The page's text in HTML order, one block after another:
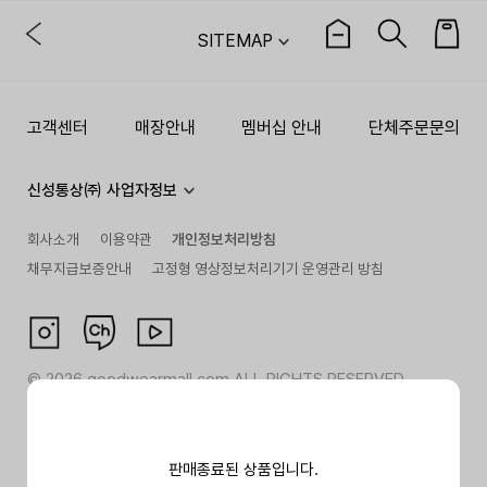
판매종료된 상품입니다.
SITEMAP
고객센터 매장안내 멤버십 안내 단체주문문의
신성통상㈜ 사업자정보
회사소개 이용약관
개인정보처리방침
채무지급보증안내
고정형 영상정보처리기기 운영관리 방침
©2026goodwearmall.com ALL RIGHTS RESERVED